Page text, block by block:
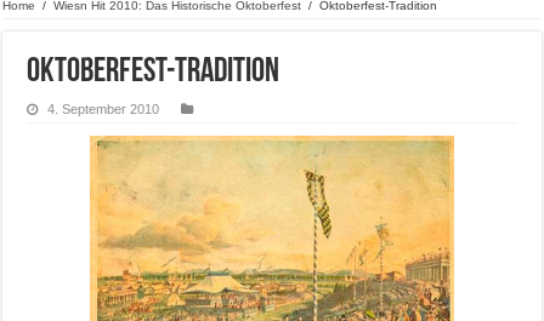
Home / Wiesn Hit 2010: Das Historische Oktoberfest / Oktoberfest-Tradition
Oktoberfest-Tradition
4. September 2010